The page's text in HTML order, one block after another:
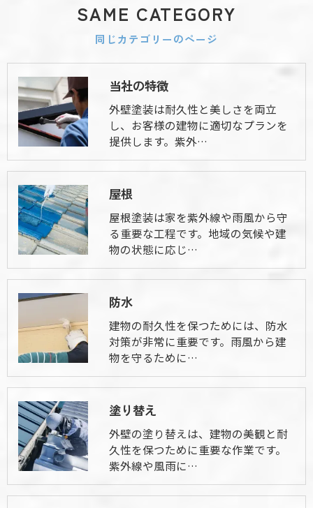
同じカテゴリーのページ
SAME CATEGORY
当社の特徴
外壁塗装は耐久性と美しさを両立
し、お客様の建物に適切なプランを
提供します。紫外…
屋根
屋根塗装は家を紫外線や雨風から守
る重要な工程です。地域の気候や建
物の状態に応じ…
防水
建物の耐久性を保つためには、防水
対策が非常に重要です。雨風から建
物を守るために…
塗り替え
外壁の塗り替えは、建物の美観と耐
久性を保つために重要な作業です。
紫外線や風雨に…